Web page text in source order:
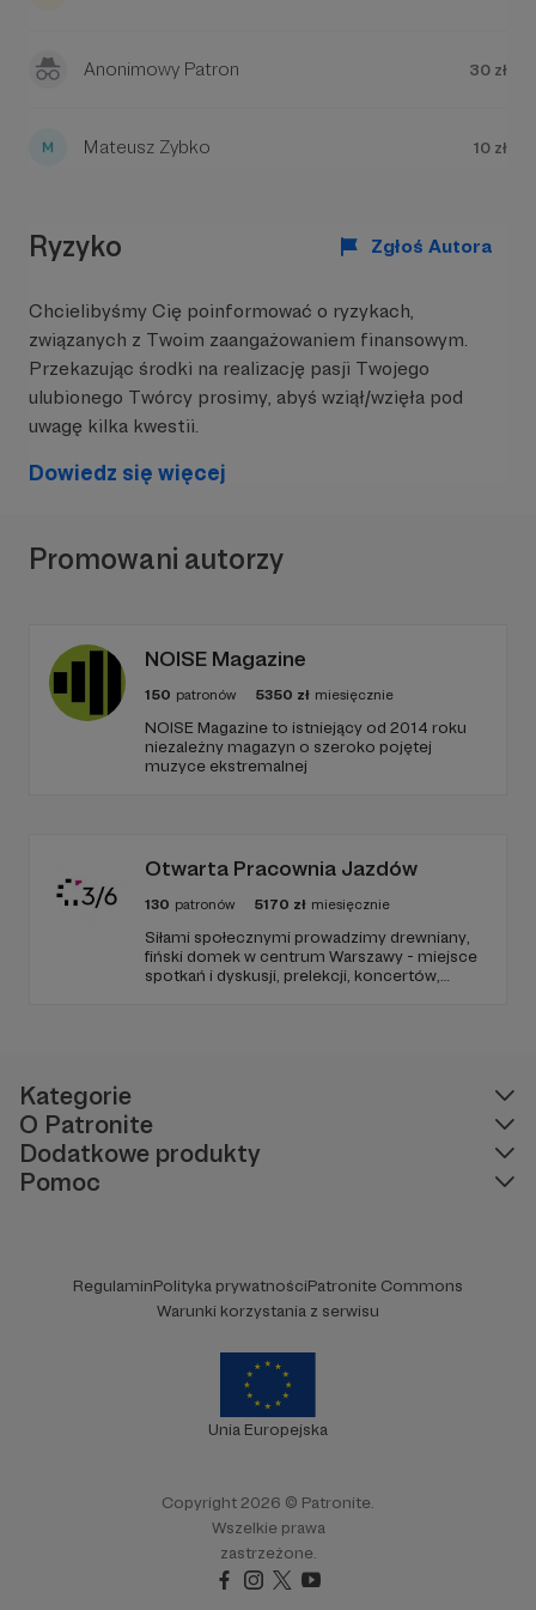
Nasz stały zespół jest niewielki – liczy sześć osób.
Polegamy na wielu autorach i autorkach,
działającymi w świecie sztuki, które tworzą
przekonani, że w polskim świecie sztuki magazyn
taki, jak nasz, jest konieczny. To znaczy: zbierający
materiałami wizualnymi. Zaangażowany, tworzony
z pasją i wyczuciem.
Jednak realia rynku wydawniczego nie
pozostawiają złudzeń: czas więc, by zmienił się
także „Szum”! Przygotowujemy się na nowy etap
utrzymać dotychczasową jakość naszych
redakcyjnych działań, ale i gruntownie
przeformułować i rozszerzyć naszą obecność
Anonimowy Patron 30 zł
Mateusz Zybko 10 zł
Ryzyko Zgłoś Autora
Chcielibyśmy Cię poinformować o ryzykach,
związanych z Twoim zaangażowaniem finansowym.
Przekazując środki na realizację pasji Twojego
ulubionego Twórcy prosimy, abyś wziął/wzięła pod
uwagę kilka kwestii.
Dowiedz się więcej
Promowani autorzy
NOISE Magazine
150 patronów 5350 zł miesięcznie
NOISE Magazine to istniejący od 2014 roku
niezależny magazyn o szeroko pojętej
muzyce ekstremalnej
Otwarta Pracownia Jazdów
130 patronów 5170 zł miesięcznie
Siłami społecznymi prowadzimy drewniany,
fiński domek w centrum Warszawy - miejsce
spotkań i dyskusji, prelekcji, koncertów,
Kategorie
O Patronite
Dodatkowe produkty
Pomoc
RegulaminPolityka prywatnościPatronite Commons
Warunki korzystania z serwisu
Unia Europejska
Copyright 2026 © Patronite.
Wszelkie prawa
zastrzeżone.